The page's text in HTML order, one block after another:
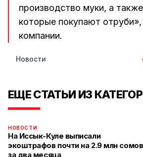
производство муки, а
которые покупают отруби»,
компании.
Новости
ЕЩЕ СТАТЬИ ИЗ
НОВОСТИ
На Иссык-Куле выписали
экоштрафов почти на 2.9 млн сомов
за два месяца